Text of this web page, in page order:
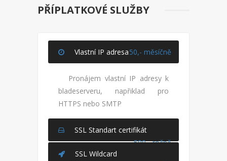
PŘÍPLATKOVÉ SLUŽBY
Vlastní IP adresa50,- měsíčně
Pronájem vlastní IP adresy k
bladeserveru, napřiklad pro
HTTPS nebo SMTP
SSL Standart certifikát
500,- ročně
SSL Wildcard